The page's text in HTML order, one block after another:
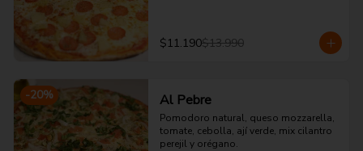
$11.190$13.990
-20% Al Pebre
Pomodoro natural, queso mozzarella,
tomate, cebolla, ají verde, mix cilantro
perejil y orégano.